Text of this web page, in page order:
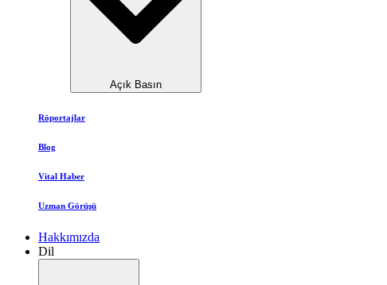
Açık Basın
Röportajlar
Blog
Vital Haber
Uzman Görüşü
Hakkımızda
Dil